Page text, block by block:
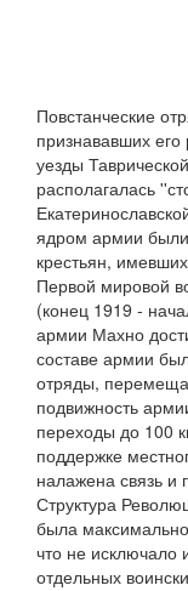
Повстанческие
признававших
уезды
располагалась
ядром армии были
крестьян,
Первой мировой
(конец 1919 -
армии Махно
составе армии
отряды,
подвижность
переходы до 100
поддержке
налажена связь и
Структура
была
что не исключало
отдельных